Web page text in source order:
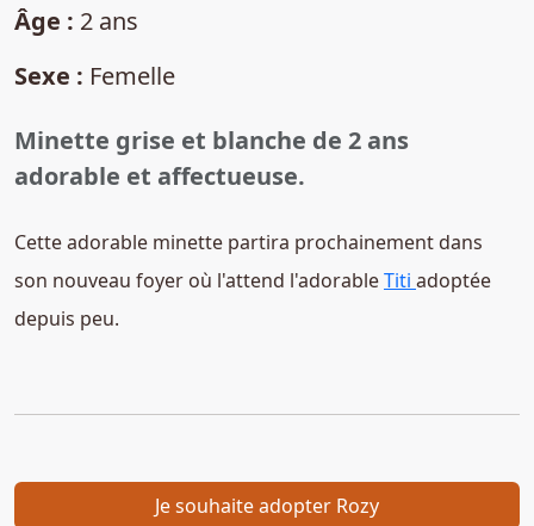
Âge : 2 ans
Sexe : Femelle
Minette grise et blanche de 2 ans
adorable et affectueuse.
Cette adorable minette partira prochainement dans
son nouveau foyer où l'attend l'adorableTiti adoptée
depuis peu.
Je souhaite adopter Rozy